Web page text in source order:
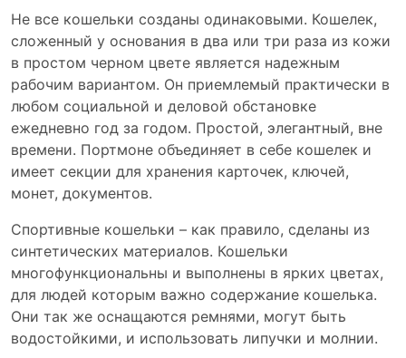
Не все кошельки созданы одинаковыми. Кошелек,
сложенный у основания в два или три раза из кожи
в простом черном цвете является надежным
рабочим вариантом. Он приемлемый практически в
любом социальной и деловой обстановке
ежедневно год за годом. Простой, элегантный, вне
времени. Портмоне объединяет в себе кошелек и
имеет секции для хранения карточек, ключей,
монет, документов.
Спортивные кошельки – как правило, сделаны из
синтетических материалов. Кошельки
многофункциональны и выполнены в ярких цветах,
для людей которым важно содержание кошелька.
Они так же оснащаются ремнями, могут быть
водостойкими, и использовать липучки и молнии.